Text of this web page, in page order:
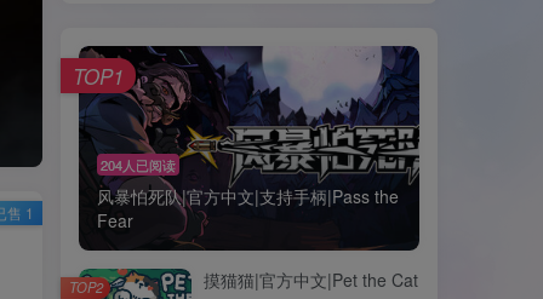
售 1
204人已阅读
风暴怕死队|官方中文|支持手柄|Pass the
Fear
TOP1
摸猫猫|官方中文|Pet the Cat
TOP2